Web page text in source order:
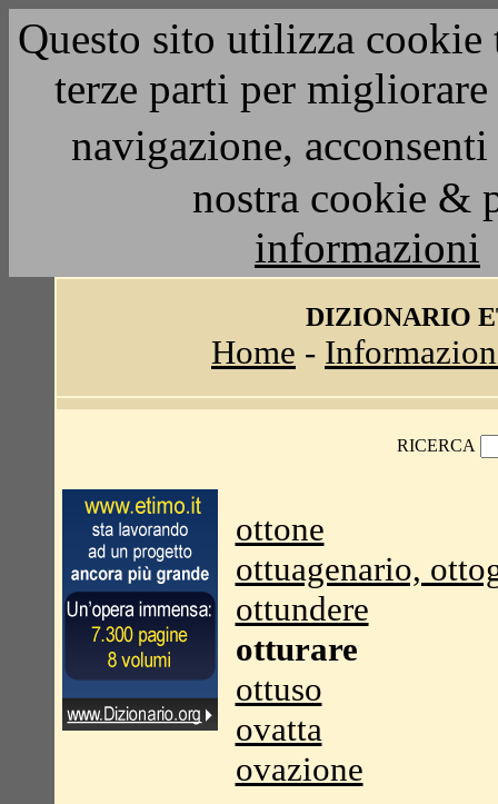
Questo sito utilizza
terze parti per
navigazione,
nostra cookie &
informazioni
DIZIONARIO
Home -
RICERCA
ottone
ottuagenario,
ottundere
otturare
ottuso
ovatta
ovazione